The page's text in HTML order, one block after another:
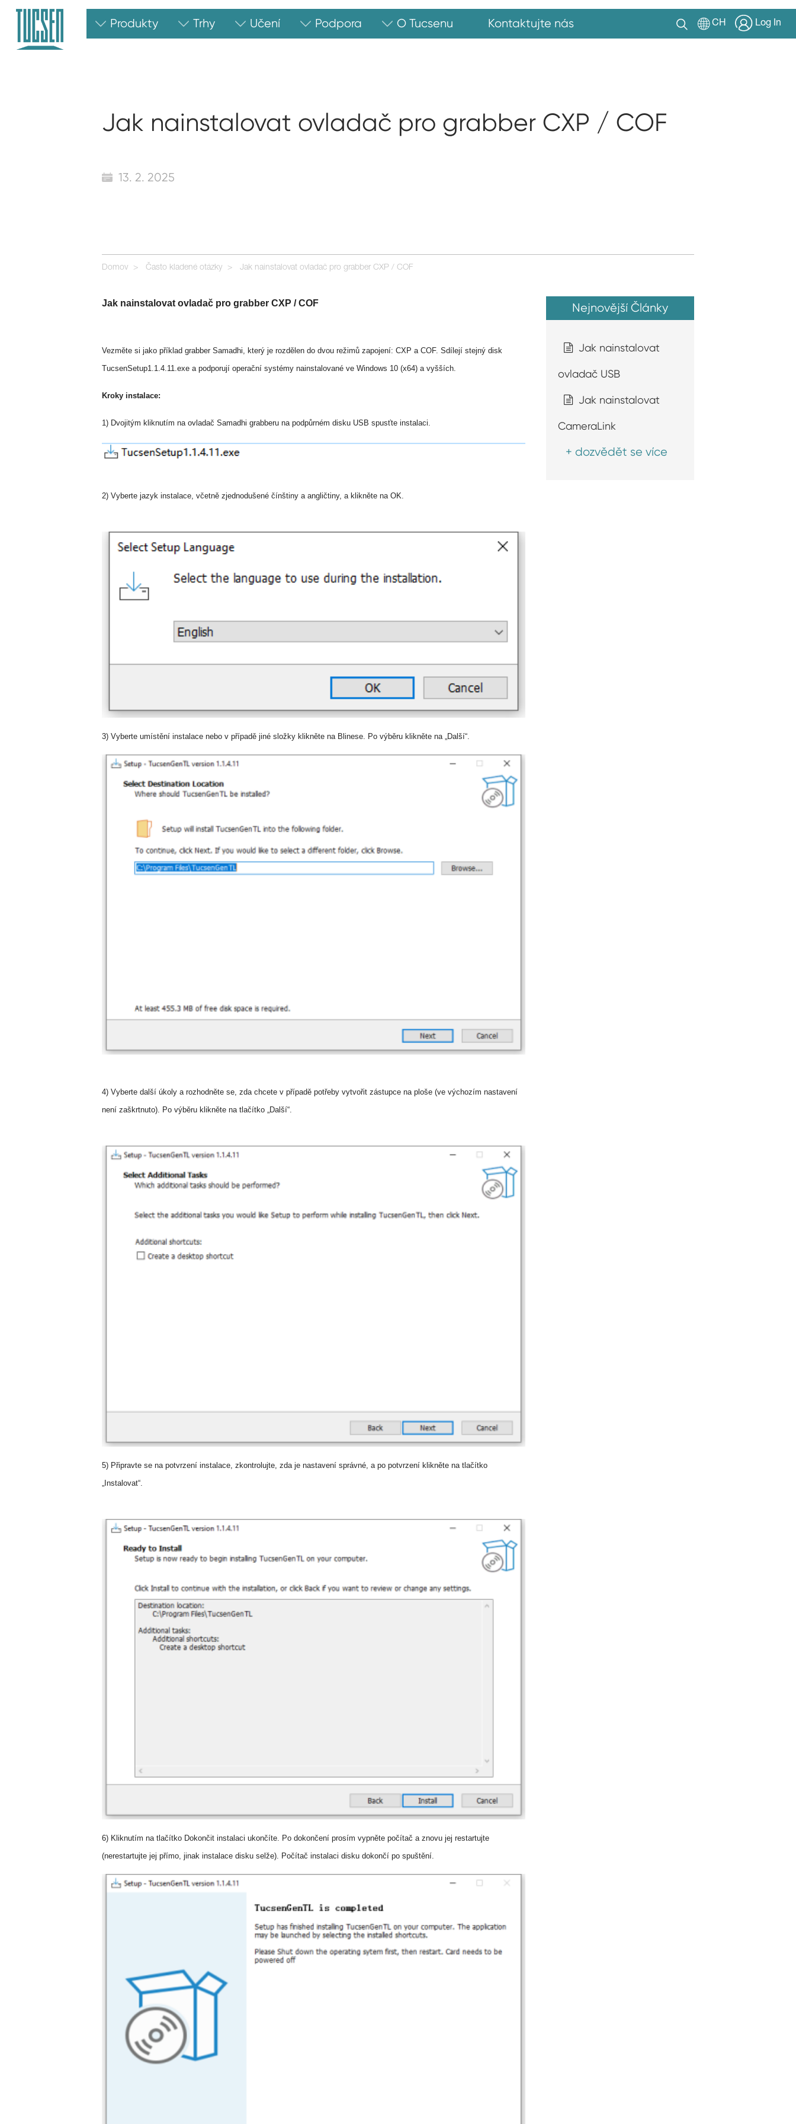
Produkty Trhy Učení Podpora O Tucsenu Kontaktujte nás CH Log In
Jak nainstalovat ovladač pro grabber CXP / COF
13. 2. 2025
Domov Často kladené otázky Jak nainstalovat ovladač pro grabber CXP / COF
Jak nainstalovat ovladač pro grabber CXP / COF
Vezměte si jako příklad grabber Samadhi, který je rozdělen do dvou režimů zapojení: CXP a COF. Sdílejí stejný disk
TucsenSetup1.1.4.11.exe a podporují operační systémy nainstalované ve Windows 10 (x64) a vyšších.
Kroky instalace:
1) Dvojitým kliknutím na ovladač Samadhi grabberu na podpůrném disku USB spusťte instalaci.
2) Vyberte jazyk instalace, včetně zjednodušené čínštiny a angličtiny, a klikněte na OK.
3) Vyberte umístění instalace nebo v případě jiné složky klikněte na Blinese. Po výběru klikněte na „Další“.
4) Vyberte další úkoly a rozhodněte se, zda chcete v případě potřeby vytvořit zástupce na ploše (ve výchozím nastavení
není zaškrtnuto). Po výběru klikněte na tlačítko „Další“.
5) Připravte se na potvrzení instalace, zkontrolujte, zda je nastavení správné, a po potvrzení klikněte na tlačítko
„Instalovat“.
6) Kliknutím na tlačítko Dokončit instalaci ukončíte. Po dokončení prosím vypněte počítač a znovu jej restartujte
(nerestartujte jej přímo, jinak instalace disku selže). Počítač instalaci disku dokončí po spuštění.
Nejnovější Články
Jak nainstalovat
ovladač USB
Jak nainstalovat
CameraLink
+ dozvědět se více